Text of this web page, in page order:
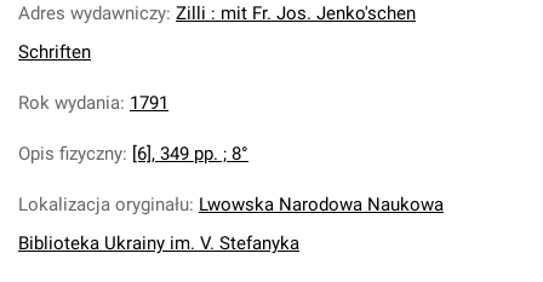
Adres wydawniczy: Zilli : mit Fr. Jos. Jenko'schen
Schriften
Rok wydania: 1791
Opis fizyczny: [6], 349 pp. ; 8°
Lokalizacja oryginału: Lwowska Narodowa Naukowa
Biblioteka Ukrainy im. V. Stefanyka